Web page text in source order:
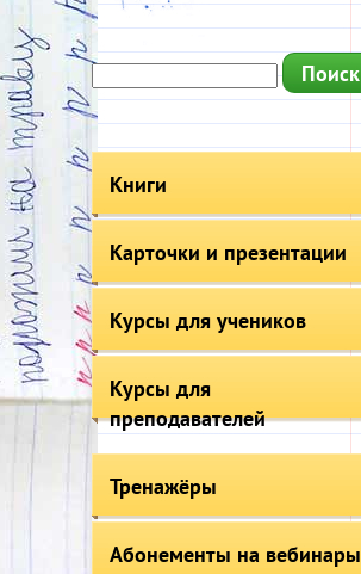
Книги
Карточки и презентации
Курсы для учеников
Курсы для
преподавателей
Тренажёры
Абонементы на вебинары